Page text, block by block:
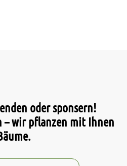
oder sponsern!
– wir pflanzen mit Ihnen